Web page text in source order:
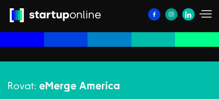
Rovat: eMerge America